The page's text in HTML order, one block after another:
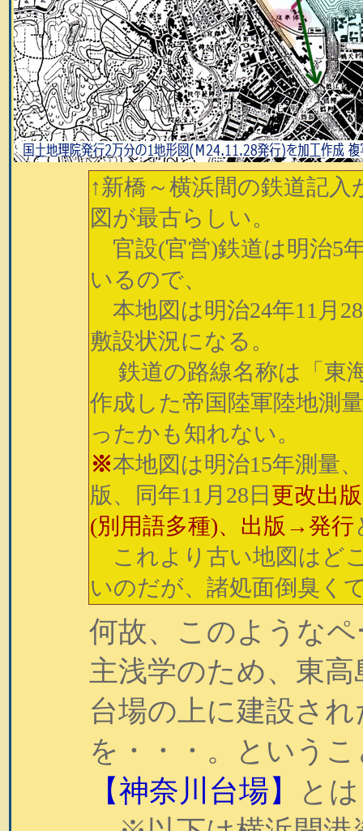
↑新橋～横浜間の鉄道記
図が最古らしい。
官設(官営)鉄道は明治5
いるので、
本地図は明治24年11月
敷設状況になる。
鉄道の路線名称は「東
作成した帝国陸軍陸地測
ったかも知れない。
※本地図は明治15年測量
版、同年11月28日 更改出版
(別用語多種)、出版→発行
これより古い地図はど
いのだが、諸処面倒臭く
何故、このような
主浅学のため、東
台場の上に建設さ
を・・・。という
【神奈川台場】
とは